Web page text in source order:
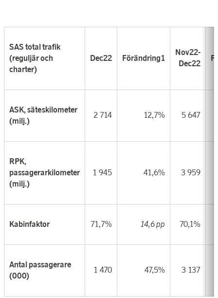
SAS total trafik
(reguljär och
charter)
Dec22 Förändring1
Nov22-
Dec22
ASK, säteskilometer
(milj.)
2 714 12,7% 5 647
RPK,
passagerarkilometer
(milj.)
1 945 41,6% 3 959
Kabinfaktor 71,7% 14,6 pp 70,1%
Antal passagerare
(000)
1 470 47,5% 3 137